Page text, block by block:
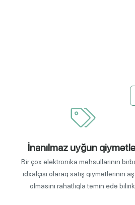
İnanılmaz uyğun
Bir çox elektronika məhsullarının
idxalçısı olaraq satış qiymətlərinin
olmasını rahatlıqla təmin edə bilirik.